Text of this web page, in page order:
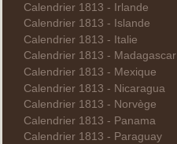
Calendrier 1813 - Irlande
Calendrier 1813 - Islande
Calendrier 1813 - Italie
Calendrier 1813 - Madagascar
Calendrier 1813 - Mexique
Calendrier 1813 - Nicaragua
Calendrier 1813 - Norvège
Calendrier 1813 - Panama
Calendrier 1813 - Paraguay